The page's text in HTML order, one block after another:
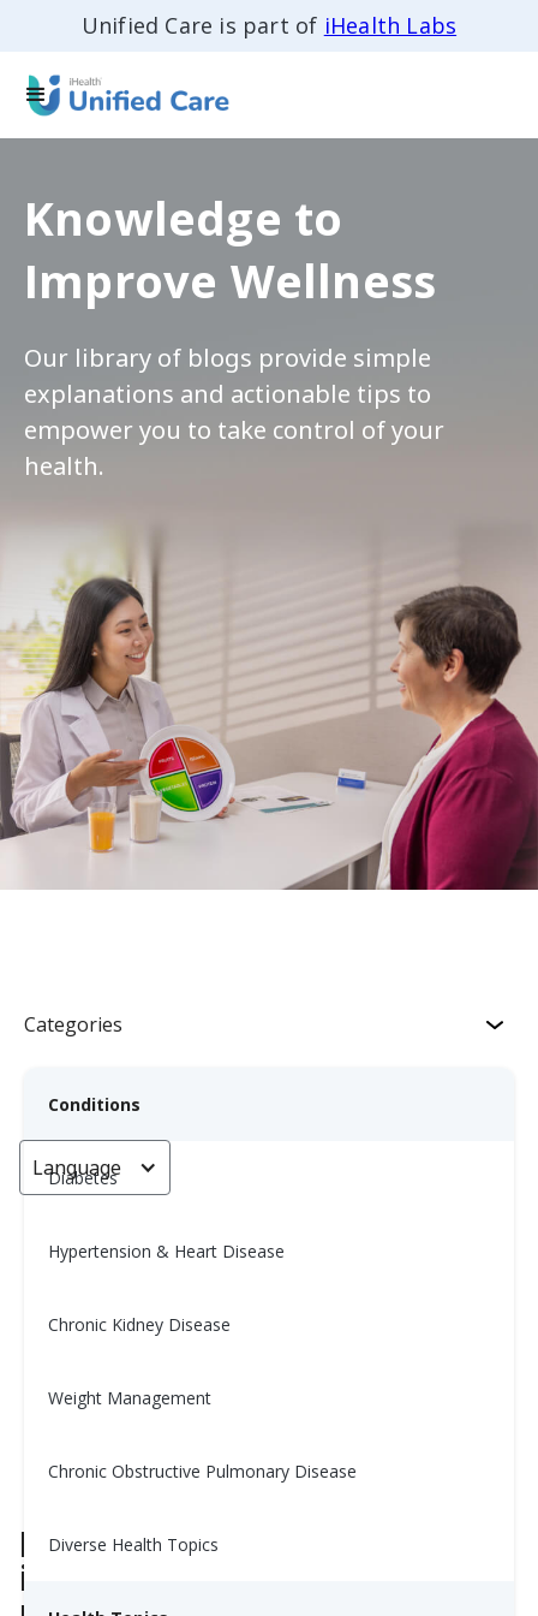
Unified Care is part of iHealth Labs
Knowledge to
Improve Wellness
Our library of blogs provide simple
explanations and actionable tips to
empower you to take control of your
health.
Categories
Conditions
Diabetes
Hypertension & Heart Disease
Chronic Kidney Disease
Weight Management
Chronic Obstructive Pulmonary Disease
Diverse Health Topics
Language
¿No bajas de peso? Quizás
necesites más proteínas de las
Por qué la proteína es
importante para la pérdida de